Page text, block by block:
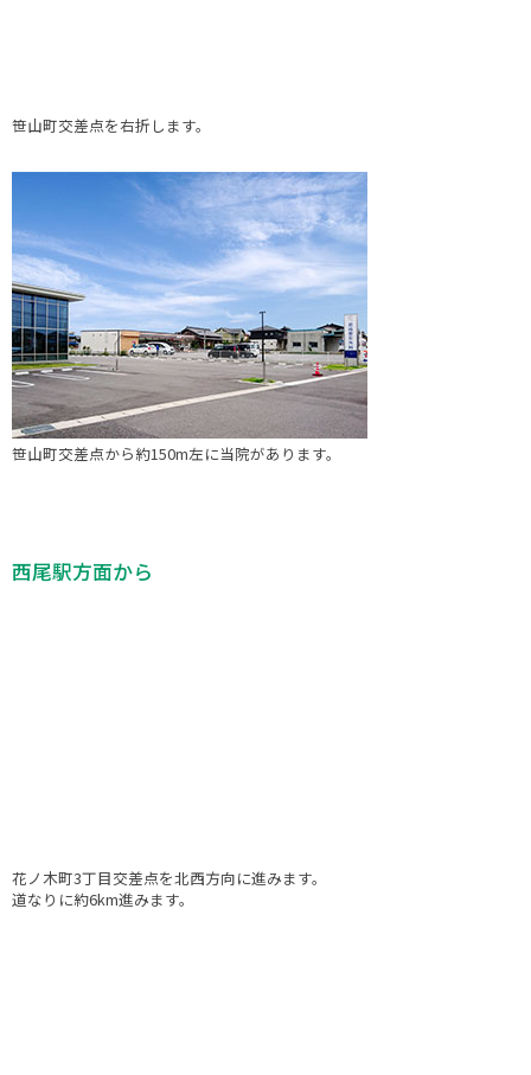
笹山町交差点を右折します。
笹山町交差点から約150m左に当院があります。
西尾駅方面から
花ノ木町3丁目交差点を北西方向に進みます。
道なりに約6km進みます。